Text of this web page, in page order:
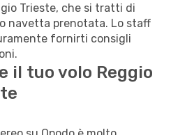
Trieste, che si tratti di
navetta prenotata. Lo staff
fornirti consigli
il tuo volo Reggio